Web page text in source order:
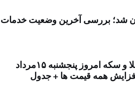
شد؛ بررسی آخرین وضعیت خدمات
قیمت طلا و سکه امروز پنجشنبه ۱۵مرداد